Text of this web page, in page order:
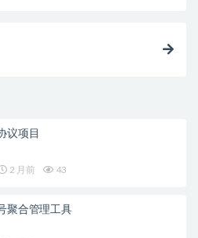
议项目
2 月前 43
聚合管理工具